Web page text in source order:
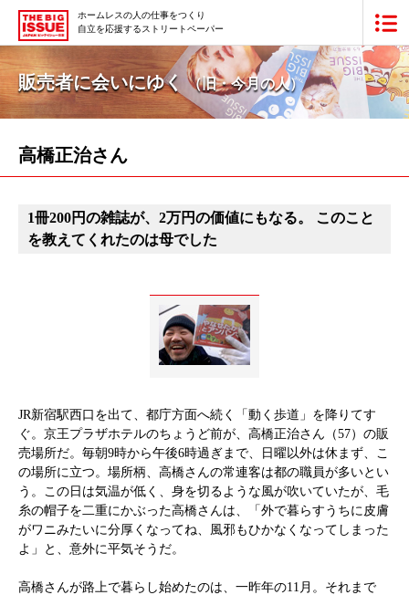
ホームレスの人の仕事をつくり
自立を応援するストリートペーパー
ビッグイシュー日本版とは
買いたい
販売したい
あなたにできること
広告掲載
販売者に会いにゆく （旧・今月の人）
高橋正治さん
1冊200円の雑誌が、2万円の価値にもなる。 このこと
を教えてくれたのは母でした
JR新宿駅西口を出て、都庁方面へ続く「動く歩道」を降りてす
ぐ。京王プラザホテルのちょうど前が、高橋正治さん（57）の販
売場所だ。毎朝9時から午後6時過ぎまで、日曜以外は休まず、こ
の場所に立つ。場所柄、高橋さんの常連客は都の職員が多いとい
う。この日は気温が低く、身を切るような風が吹いていたが、毛
糸の帽子を二重にかぶった高橋さんは、「外で暮らすうちに皮膚
がワニみたいに分厚くなってね、風邪もひかなくなってしまった
よ」と、意外に平気そうだ。
高橋さんが路上で暮らし始めたのは、一昨年の11月。それまで